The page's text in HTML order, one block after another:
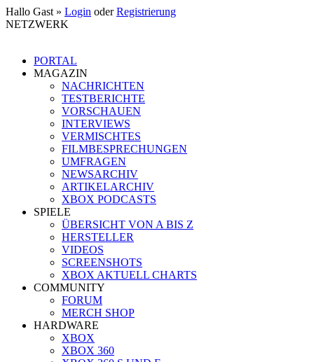
Hallo Gast » Login oderRegistrierung
NETZWERK
PORTAL
MAGAZIN
NACHRICHTEN
TESTBERICHTE
VORSCHAUEN
INTERVIEWS
VERMISCHTES
FILMBESPRECHUNGEN
UMFRAGEN
NEWSARCHIV
ARTIKELARCHIV
XBOX PODCASTS
SPIELE
ÜBERSICHT VON A BIS Z
HERSTELLER
VIDEOS
SCREENSHOTS
XBOX AKTUELL CHARTS
COMMUNITY
FORUM
MERCH SHOP
HARDWARE
XBOX
XBOX 360